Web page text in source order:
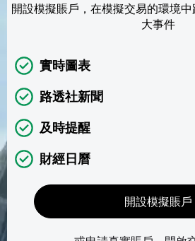
開設模擬賬戶，在模擬交易的環境
大事件
實時圖表
路透社新聞
及時提醒
財經日曆